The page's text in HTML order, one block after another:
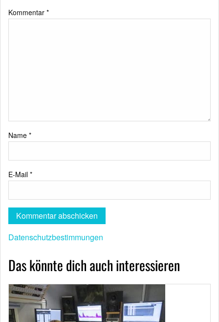
Kommentar *
Name *
E-Mail *
Datenschutzbestimmungen
Das könnte dich auch interessieren